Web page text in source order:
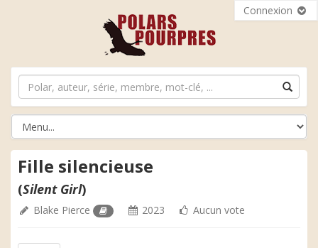
Connexion
Fille silencieuse
(Silent Girl)
Blake Pierce 2023 Aucun vote